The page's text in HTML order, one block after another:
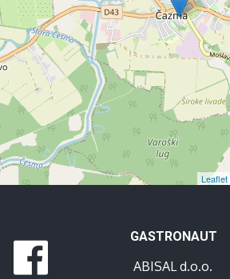
Leaflet
GASTRONAUT
ABISAL d.o.o.